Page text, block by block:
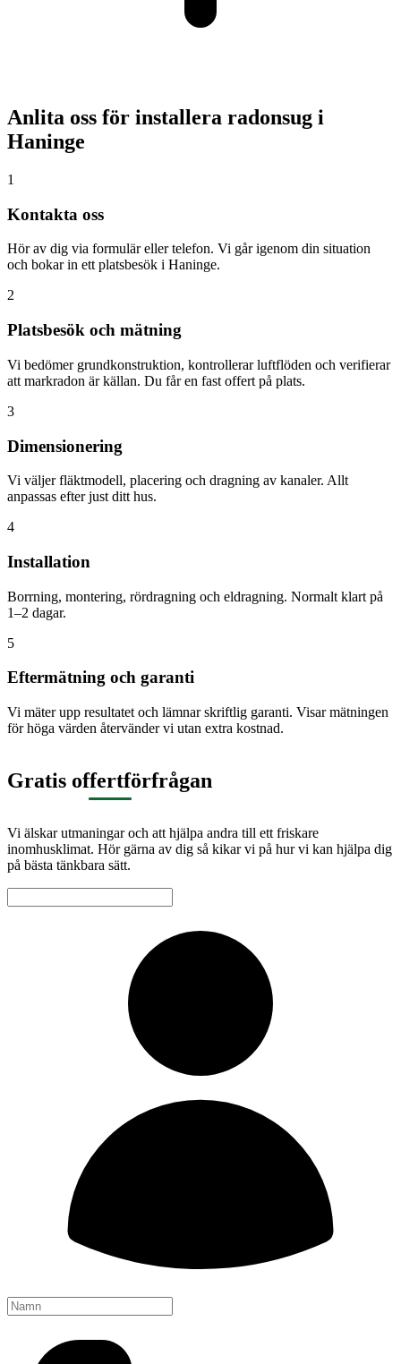
Anlita oss för installera radonsug i
Haninge
1
Kontakta oss
Hör av dig via formulär eller telefon. Vi går igenom din situation
och bokar in ett platsbesök i Haninge.
2
Platsbesök och mätning
Vi bedömer grundkonstruktion, kontrollerar luftflöden och verifierar
att markradon är källan. Du får en fast offert på plats.
3
Dimensionering
Vi väljer fläktmodell, placering och dragning av kanaler. Allt
anpassas efter just ditt hus.
4
Installation
Borrning, montering, rördragning och eldragning. Normalt klart på
1–2 dagar.
5
Eftermätning och garanti
Vi mäter upp resultatet och lämnar skriftlig garanti. Visar mätningen
för höga värden återvänder vi utan extra kostnad.
Gratis offertförfrågan
Vi älskar utmaningar och att hjälpa andra till ett friskare
inomhusklimat. Hör gärna av dig så kikar vi på hur vi kan hjälpa dig
på bästa tänkbara sätt.